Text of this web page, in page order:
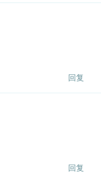
回复
回复